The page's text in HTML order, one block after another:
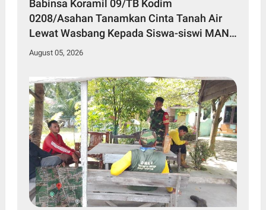
Babinsa Koramil 09/TB Kodim
0208/Asahan Tanamkan Cinta Tanah Air
Lewat Wasbang Kepada Siswa-siswi MAN1
Kota Tanjung Balai
August 05, 2026